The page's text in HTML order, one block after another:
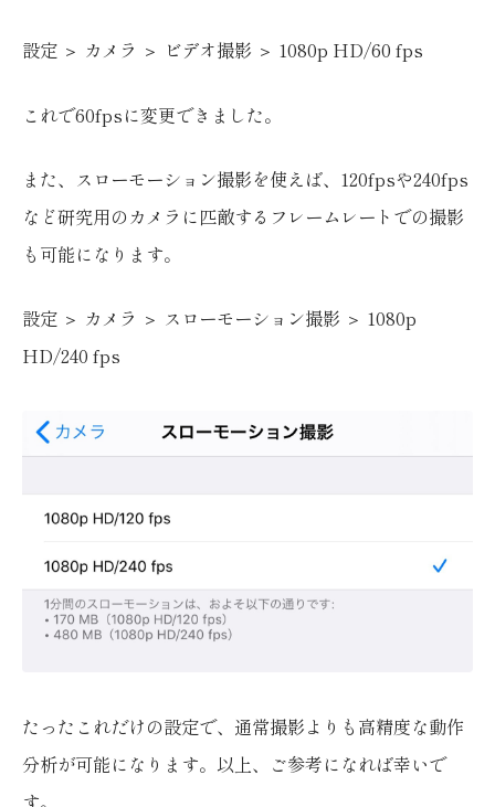
設定 ＞ カメラ ＞ ビデオ撮影 ＞ 1080p HD/60 fps
これで60fpsに変更できました。
また、スローモーション撮影を使えば、120fpsや240fps
など研究用のカメラに匹敵するフレームレートでの撮影
も可能になります。
設定 ＞ カメラ ＞ スローモーション撮影 ＞ 1080p
HD/240 fps
たったこれだけの設定で、通常撮影よりも高精度な動作
分析が可能になります。以上、ご参考になれば幸いで